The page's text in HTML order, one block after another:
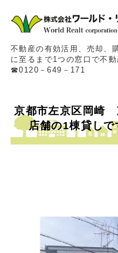
不動産の有効活用、売却、
に至るまで1つの窓口で不
☎0120－649－171
事業概要
物件情報
京都市左京区岡崎
店舗の1棟貸し